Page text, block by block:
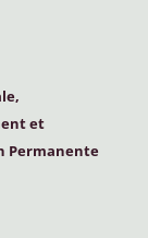
et
Permanente